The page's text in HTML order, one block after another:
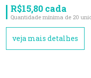
R$15,80 cada
Quantidade mínima de 20
veja mais detalhes